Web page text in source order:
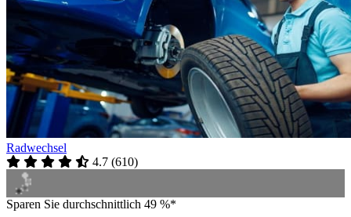
Radwechsel
4.7 (610)
Sparen Sie durchschnittlich 49 %*